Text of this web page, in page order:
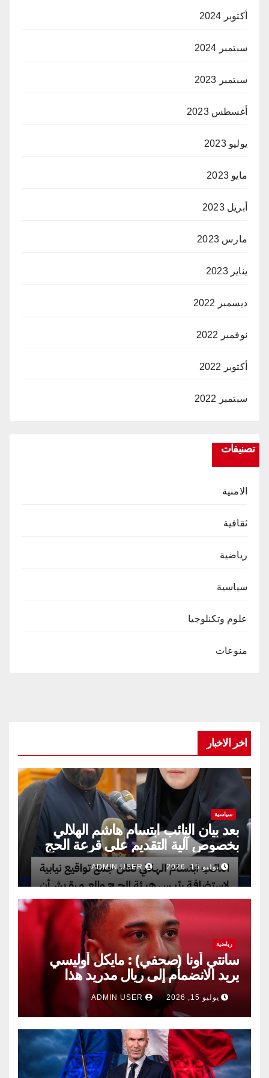
أكتوبر 2024
سبتمبر 2024
سبتمبر 2023
أغسطس 2023
يوليو 2023
مايو 2023
أبريل 2023
مارس 2023
يناير 2023
ديسمبر 2022
نوفمبر 2022
أكتوبر 2022
سبتمبر 2022
تصنيفات
الامنية
ثقافية
رياضية
سياسية
علوم وتكنلوجيا
منوعات
اخر الاخبار
سياسية
بعد بيان النائب ابتسام هاشم الهلالي
بخصوص آلية التقديم على قرعة الحج
يوليو 15, 2026
رياضية
سانتي أونا (صحفي) : مايكل أوليسي
يريد الانضمام إلى ريال مدريد هذا
الصيف.
يوليو 15, 2026 ADMIN USER